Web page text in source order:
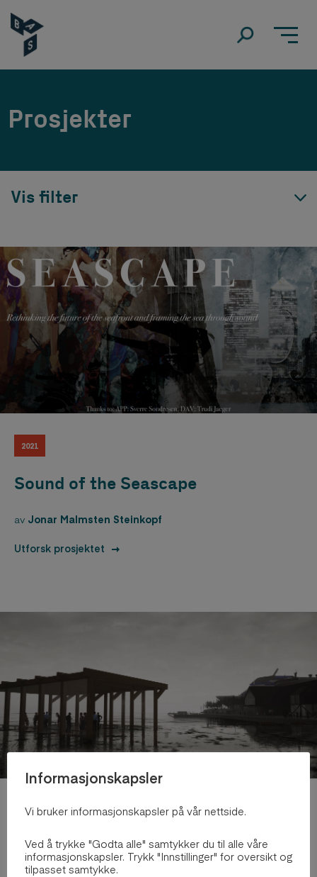
Prosjekter
Vis filter
2021
Sound of the Seascape
av Jonar Malmsten Steinkopf
Utforsk prosjektet
2020
Revitalising life at the docks
Informasjonskapsler
Vi bruker informasjonskapsler på vår nettside.
Ved å trykke "Godta alle" samtykker du til alle våre
informasjonskapsler. Trykk "Innstillinger" for oversikt og
tilpasset samtykke.